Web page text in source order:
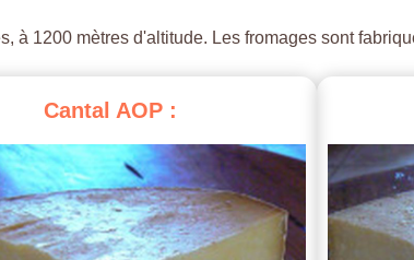
à 1200 mètres d'altitude. Les fromages sont
Cantal AOP :